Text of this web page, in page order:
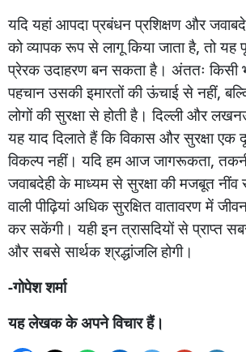
यदियहांआपदाप्रबंधनप्रशिक्षणऔर
कोव्यापकरूपसेलागूकियाजाताहै,तोयह
प्रेरकउदाहरणबनसकताहै। अंततः किसी
पहचानउसकीइमारतोंकीऊंचाईसेनहीं,
लोगोंकीसुरक्षासेहोतीहै। दिल्लीऔर
यहयाददिलातेहैंकिविकासऔरसुरक्षाएक
विकल्पनहीं। यदिहमआजजागरूकता,
जवाबदेहीकेमाध्यमसेसुरक्षाकीमजबूतनींव
वालीपीढ़ियांअधिकसुरक्षितवातावरणमें
करसकेंगी। यहीइनत्रासदियोंसेप्राप्त
औरसबसेसार्थकश्रद्धांजलिहोगी।
-गोपेशशर्मा
यहलेखककेअपनेविचारहैं।